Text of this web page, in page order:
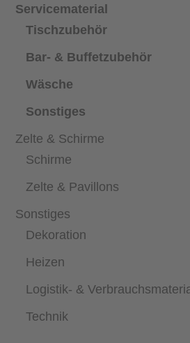
Servicematerial
Tischzubehör
Bar- & Buffetzubehör
Wäsche
Sonstiges
Zelte & Schirme
Schirme
Zelte & Pavillons
Sonstiges
Dekoration
Heizen
Logistik- &
Technik